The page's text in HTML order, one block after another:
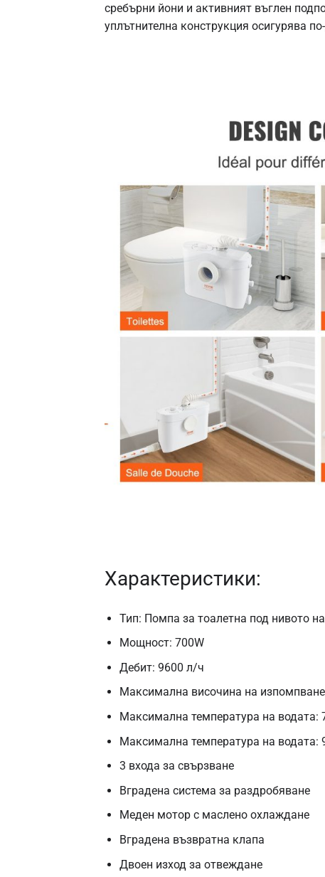
сребърни йони и активният въглен
уплътнителна конструкция осигурява
Характеристики:
Тип: Помпа за тоалетна под нивото
Мощност: 700W
Дебит: 9600 л/ч
Максимална височина на
Максимална температура на водата:
Максимална температура на водата:
3 входа за свързване
Вградена система за раздробяване
Меден мотор с маслено охлаждане
Вградена възвратна клапа
Двоен изход за отвеждане